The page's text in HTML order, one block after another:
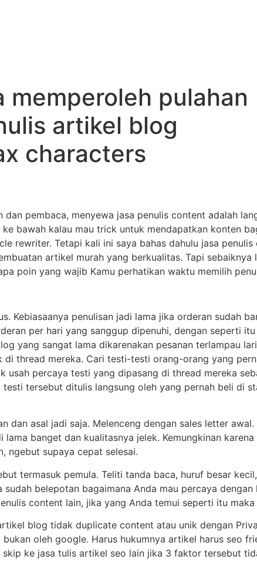
memperoleh pulahan
artikel blog
characters
pembaca, menyewa jasa penulis content adalah
bawah kalau mau trick untuk mendapatkan konten
rewriter. Tetapi kali ini saya bahas dahulu jasa
artikel murah yang berkualitas. Tapi sebaiknya
poin yang wajib Kamu perhatikan waktu memilih
Kebiasaanya penulisan jadi lama jika orderan sudah
per hari yang sanggup dipenuhi, dengan seperti
yang sangat lama dikarenakan pesanan terlampau
thread mereka. Cari testi-testi orang-orang yang
usah percaya testi yang dipasang di thread mereka
tersebut ditulis langsung oleh yang pernah beli di
dan asal jadi saja. Melenceng dengan sales letter awal.
banget dan kualitasnya jelek. Kemungkinan
ngebut supaya cepat selesai.
termasuk pemula. Teliti tanda baca, huruf besar
belepotan bagaimana Anda mau percaya
content lain, jika yang Anda temui seperti itu maka
blog tidak duplicate content atau unik dengan
oleh google. Harus hukumnya artikel harus seo
ke jasa tulis artikel seo lain jika 3 faktor tersebut